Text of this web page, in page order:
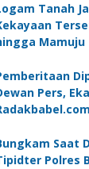
Tanah
Mamuju
Pers,
Saat
Polres